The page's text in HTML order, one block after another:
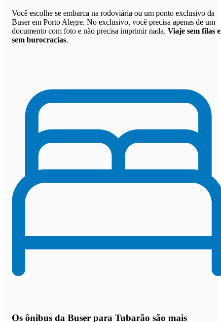
Você escolhe se embarca na rodoviária ou um ponto exclusivo da
Buser em Porto Alegre. No exclusivo, você precisa apenas de um
documento com foto e não precisa imprimir nada. Viaje sem filas e
sem burocracias.
Os ônibus da Buser para Tubarão são mais